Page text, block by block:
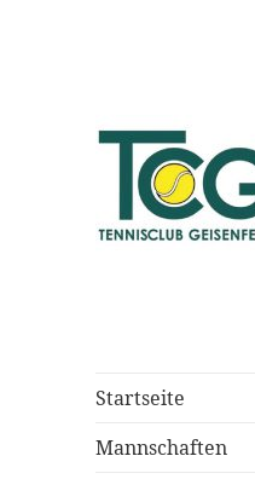
Startseite
Mannschaften